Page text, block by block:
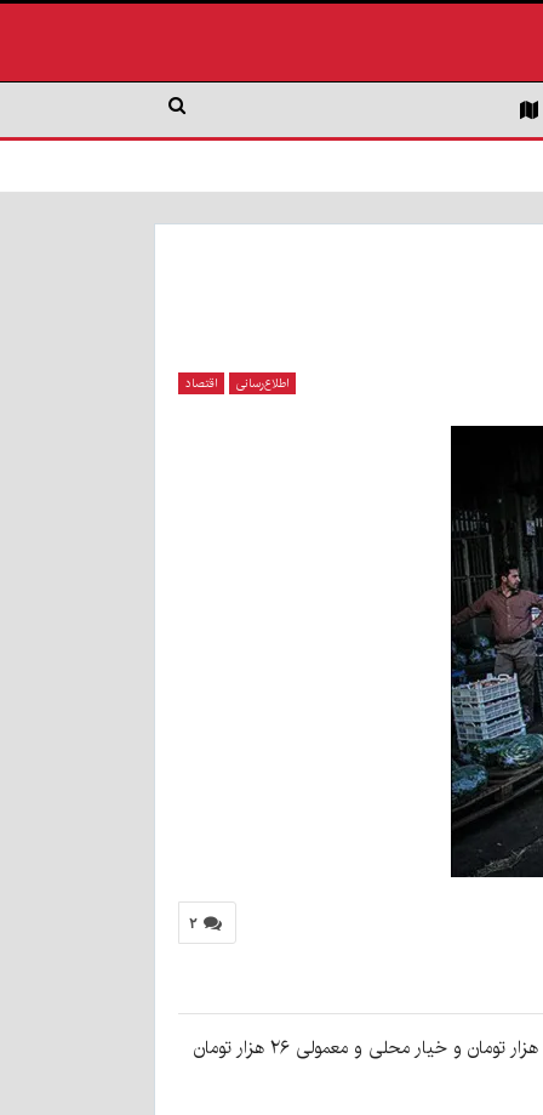
اطلاع‌رسانی اقتصاد
۲
به گزارش کرمان‌نو به نقل از فارس، براین‌اساس، سبزیجات پرطرف‌دار و اساسی، هر کیلو خیار سبز گلخانه‌ای در مغازه‌های کرمان ۲۰ هزار تومان و خیار محلی و معمولی ۲۶ هزار تومان